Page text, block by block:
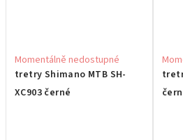
tretry Shimano MTB SH-
XC903 černé
Momentálně nedostupné